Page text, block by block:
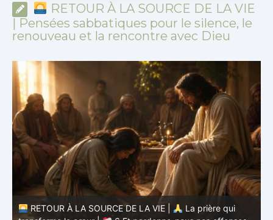
RETOUR À LA SOURCE DE LA VIE
| Pensées sabbatiques pour le silence, le
renouveau et la rencontre avec Dieu
RETOUR À LA SOURCE DE LA VIE |
La prière qui
transforme le cœur |
5.Donne-nous aujourd’hui notre